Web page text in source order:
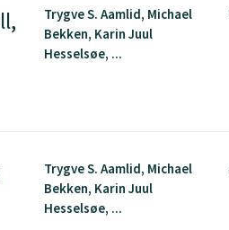
Trygve S. Aamlid, Michael
Bekken, Karin Juul
Hesselsøe, ...
Trygve S. Aamlid, Michael
Bekken, Karin Juul
Hesselsøe, ...